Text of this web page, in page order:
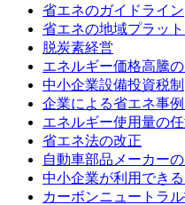
省エネのガイドライン
省エネの地域プラッ
脱炭素経営
エネルギー価格高騰
中小企業設備投資税制
企業による省エネ事
エネルギー使用量の
省エネ法の改正
自動車部品メーカー
中小企業が利用でき
カーボンニュートラ